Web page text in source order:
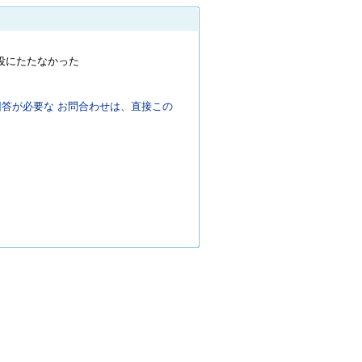
にたたなかった
が必要な お問合わせは、直接この